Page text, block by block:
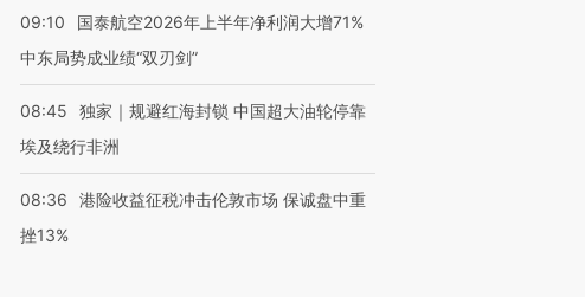
09:10
国泰航空2026年上半年净利润大增71%
中东局势成业绩“双刃剑”
08:45
独家｜规避红海封锁 中国超大油轮停靠
埃及绕行非洲
08:36
港险收益征税冲击伦敦市场 保诚盘中重
挫13%